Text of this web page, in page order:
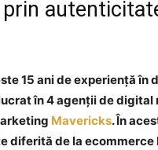
15 ani de experiență
în 4 agenții de
Mavericks. În
diferită de la